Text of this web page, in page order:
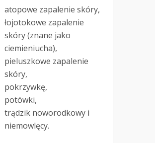
atopowe zapalenie skóry,
łojotokowe zapalenie
skóry (znane jako
ciemieniucha),
pieluszkowe zapalenie
skóry,
pokrzywkę,
potówki,
trądzik noworodkowy i
niemowlęcy.